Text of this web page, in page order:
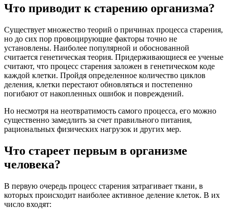
Что приводит к старению организма?
Существует множество теорий о причинах процесса старения,
но до сих пор провоцирующие факторы точно не
установлены. Наиболее популярной и обоснованной
считается генетическая теория. Придерживающиеся ее ученые
считают, что процесс старения заложен в генетическом коде
каждой клетки. Пройдя определенное количество циклов
деления, клетки перестают обновляться и постепенно
погибают от накопленных ошибок и повреждений.
Но несмотря на неотвратимость самого процесса, его можно
существенно замедлить за счет правильного питания,
рациональных физических нагрузок и других мер.
Что стареет первым в организме
человека?
В первую очередь процесс старения затрагивает ткани, в
которых происходит наиболее активное деление клеток. В их
число входят: